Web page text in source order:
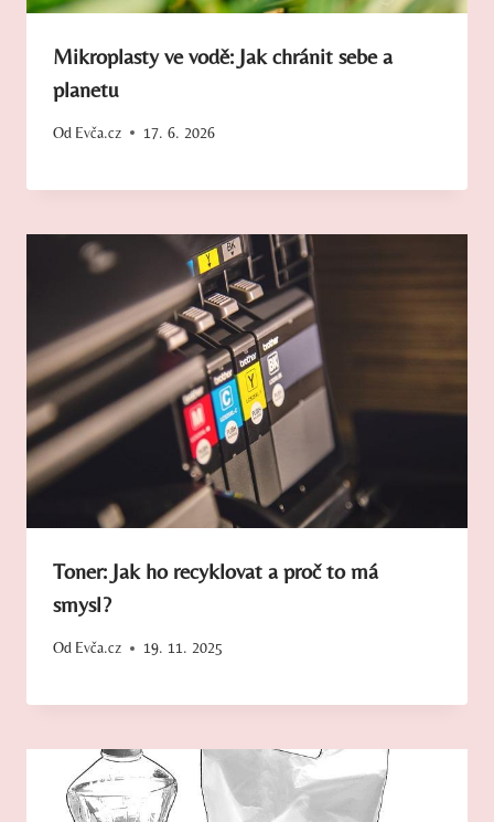
Mikroplasty ve vodě: Jak chránit sebe a
planetu
Od Evča.cz 17. 6. 2026
Toner: Jak ho recyklovat a proč to má
smysl?
Od Evča.cz 19. 11. 2025